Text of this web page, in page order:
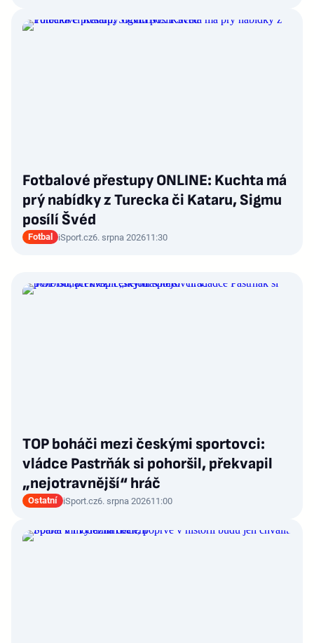
Fotbalové přestupy ONLINE: Kuchta má
prý nabídky z Turecka či Kataru, Sigmu
posílí Švéd
Fotbal iSport.cz6. srpna 202611:30
TOP boháči mezi českými sportovci:
vládce Pastrňák si pohoršil, překvapil
„nejotravnější“ hráč
Ostatní iSport.cz6. srpna 202611:00